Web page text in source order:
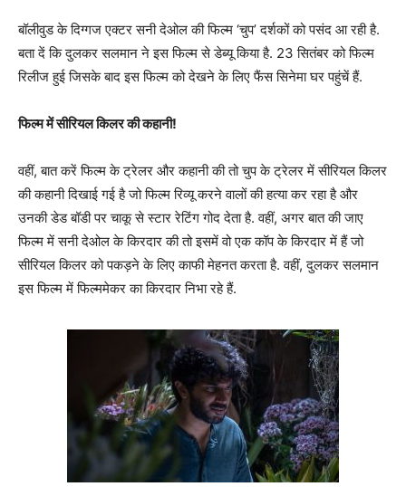
बॉलीवुड के दिग्गज एक्टर सनी देओल की फिल्म ‘चुप’ दर्शकों को पसंद आ रही है.
बता दें कि दुलकर सलमान ने इस फिल्म से डेब्यू किया है. 23 सितंबर को फिल्म
रिलीज हुई जिसके बाद इस फिल्म को देखने के लिए फैंस सिनेमा घर पहुंचें हैं.
फिल्म में सीरियल किलर की कहानी!
वहीं, बात करें फिल्म के ट्रेलर और कहानी की तो चुप के ट्रेलर में सीरियल किलर
की कहानी दिखाई गई है जो फिल्म रिव्यू करने वालों की हत्या कर रहा है और
उनकी डेड बॉडी पर चाकू से स्टार रेटिंग गोद देता है. वहीं, अगर बात की जाए
फिल्म में सनी देओल के किरदार की तो इसमें वो एक कॉप के किरदार में हैं जो
सीरियल किलर को पकड़ने के लिए काफी मेहनत करता है. वहीं, दुलकर सलमान
इस फिल्म में फिल्ममेकर का किरदार निभा रहे हैं.